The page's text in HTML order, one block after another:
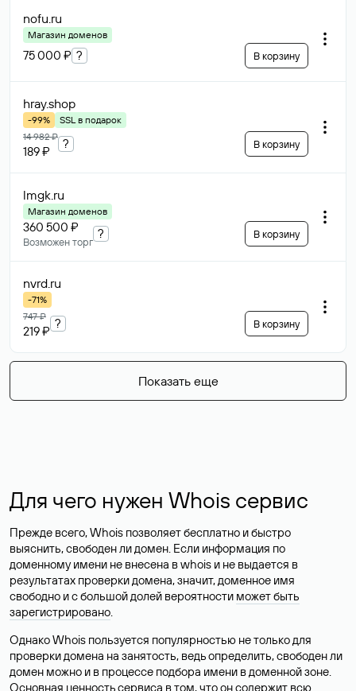
nofu.ru
Магазин доменов
75 000 ₽ ? В корзину
hray.shop
-99%
SSL в подарок
14 982 ₽
189 ₽
? В корзину
lmgk.ru
Магазин доменов
360 500 ₽
Возможен торг
? В корзину
nvrd.ru
-71%
747 ₽
219 ₽
? В корзину
Показать еще
Для чего нужен Whois сервис
Прежде всего, Whois позволяет бесплатно и быстро
выяснить, свободен ли домен. Если информация по
доменному имени не внесена в whois и не выдается в
результатах проверки домена, значит, доменное имя
свободно и с большой долей вероятности может быть
зарегистрировано.
Однако Whois пользуется популярностью не только для
проверки домена на занятость, ведь определить, свободен ли
домен можно и в процессе подбора имени в доменной зоне.
Основная ценность сервиса в том, что он содержит всю